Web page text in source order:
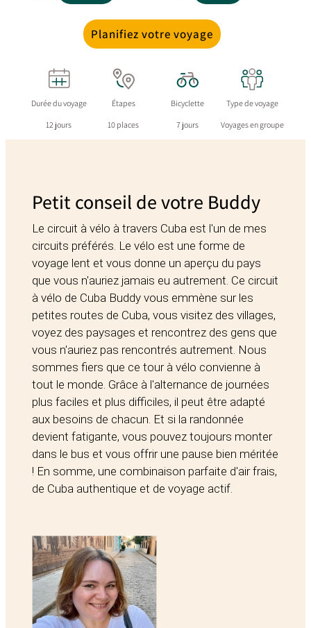
Planifiez votre voyage
Durée du voyage
12 jours
Étapes
10 places
Bicyclette
7 jours
Type de voyage
Voyages en groupe
Petit conseil de votre Buddy
Le circuit à vélo à travers Cuba est l'un de mes
circuits préférés. Le vélo est une forme de
voyage lent et vous donne un aperçu du pays
que vous n'auriez jamais eu autrement. Ce circuit
à vélo de Cuba Buddy vous emmène sur les
petites routes de Cuba, vous visitez des villages,
voyez des paysages et rencontrez des gens que
vous n'auriez pas rencontrés autrement. Nous
sommes fiers que ce tour à vélo convienne à
tout le monde. Grâce à l'alternance de journées
plus faciles et plus difficiles, il peut être adapté
aux besoins de chacun. Et si la randonnée
devient fatigante, vous pouvez toujours monter
dans le bus et vous offrir une pause bien méritée
! En somme, une combinaison parfaite d'air frais,
de Cuba authentique et de voyage actif.